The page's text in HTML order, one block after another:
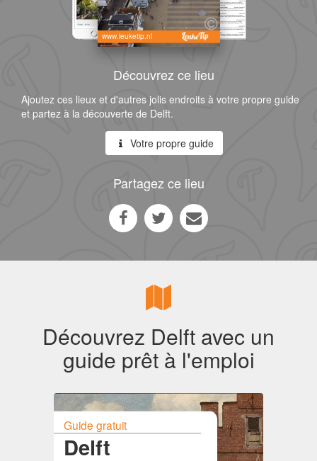
www.leuketip.nl
Découvrez ce lieu
Ajoutez ces lieux et d'autres jolis endroits à votre propre guide
et partez à la découverte de Delft.
Votre propre guide
Partagez ce lieu
Découvrez Delft avec un
guide prêt à l'emploi
Guide gratuit
Delft